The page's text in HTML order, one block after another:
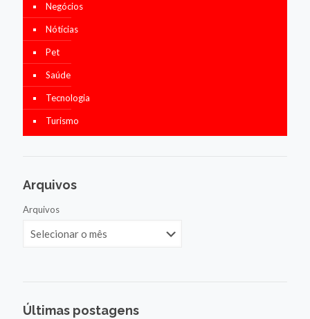
Negócios
Nótícias
Pet
Saúde
Tecnologia
Turismo
Arquivos
Arquivos
Últimas postagens